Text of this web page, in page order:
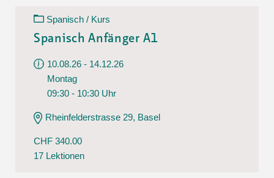
Spanisch / Kurs
Spanisch Anfänger A1
10.08.26 - 14.12.26
Montag
09:30 - 10:30 Uhr
Rheinfelderstrasse 29, Basel
CHF 340.00
17 Lektionen